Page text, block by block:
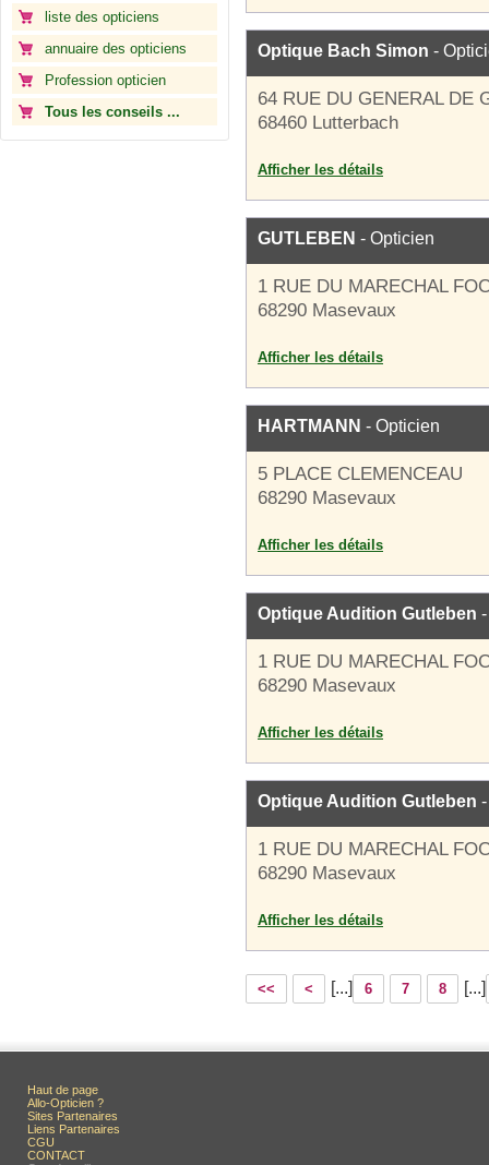
liste des opticiens
annuaire des opticiens
Profession opticien
Tous les conseils ...
Optique Bach Simon -
64 RUE DU GENERAL DE
68460 Lutterbach
Afficher les détails
GUTLEBEN - Opticien
1 RUE DU MARECHAL
68290 Masevaux
Afficher les détails
HARTMANN - Opticien
5 PLACE CLEMENCEAU
68290 Masevaux
Afficher les détails
Optique Audition Gutleben
1 RUE DU MARECHAL
68290 Masevaux
Afficher les détails
Optique Audition Gutleben
1 RUE DU MARECHAL
68290 Masevaux
Afficher les détails
<< < [...] 6 7 8 [...]
Haut de page
Allo-Opticien ?
Sites Partenaires
Liens Partenaires
CGU
CONTACT